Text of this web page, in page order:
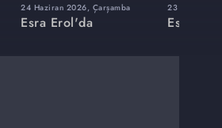
24 Haziran 2026, Çarşamba
Esra Erol'da
23 Haziran
Esra